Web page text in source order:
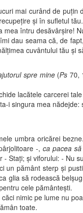
curând de puţin
şi în sufletul
întru desăvârşire!
dau seama că, de
cuvântului tău şi
spre mine(Ps 70,
lacătele carcerei
mea nădejde:
oricărei bezne.
-,ca pacea
Staţi; şi viforului: - Nu
un pământ sterp şi
să rodească
cele pământeşti.
pe lume nu
toate.